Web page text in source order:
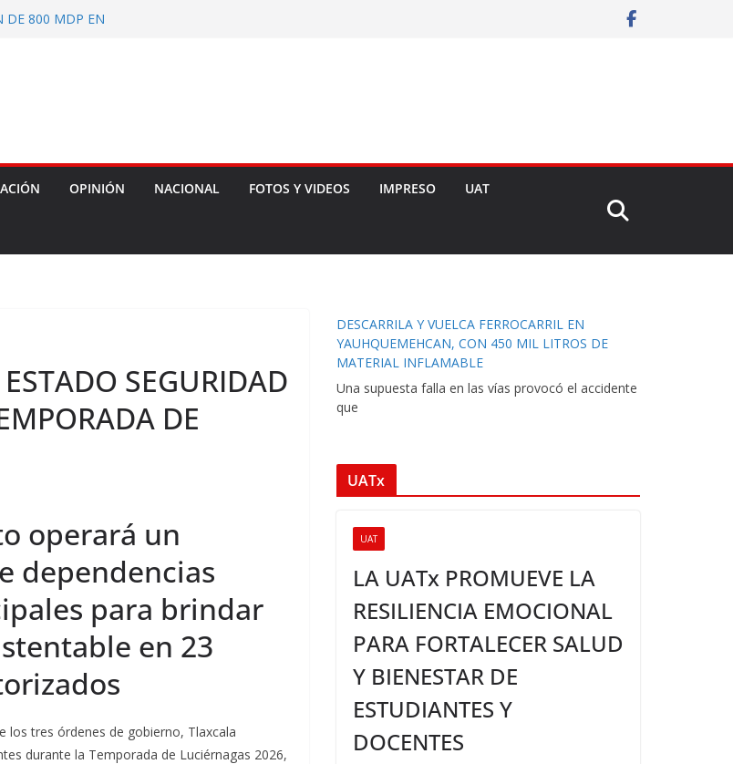
DE 800 MDP EN
EQUIPO
OPINIÓN NACIONAL FOTOS Y VIDEOS IMPRESO UAT
SEGURIDAD
DE
operará un
dependencias
para brindar
en 23
los tres órdenes de gobierno, Tlaxcala
durante la Temporada de Luciérnagas 2026,
DESCARRILA Y VUELCA FERROCARRIL EN
YAUHQUEMEHCAN, CON 450 MIL LITROS DE
MATERIAL INFLAMABLE
Una supuesta falla en las vías provocó el accidente
que
UATx
UAT
LA UATx PROMUEVE LA
RESILIENCIA EMOCIONAL
PARA FORTALECER SALUD
Y BIENESTAR DE
ESTUDIANTES Y
DOCENTES